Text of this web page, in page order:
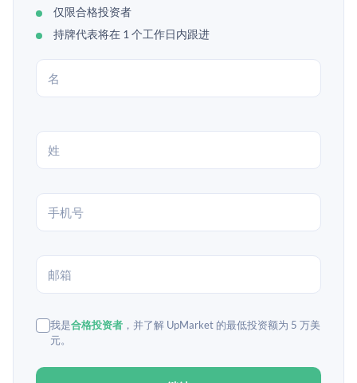
仅限合格投资者
持牌代表将在 1 个工作日内跟进
我是合格投资者 ，并了解 UpMarket 的最低投资额为 5 万美
元。